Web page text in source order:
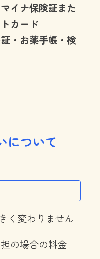
イナ保険証また
カード
・お薬手帳・検
について
く変わりません
担の場合の料金